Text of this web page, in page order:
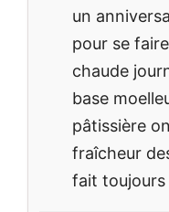
un
pour se
chaude
base
pâtissière
fraîcheur
fait toujours